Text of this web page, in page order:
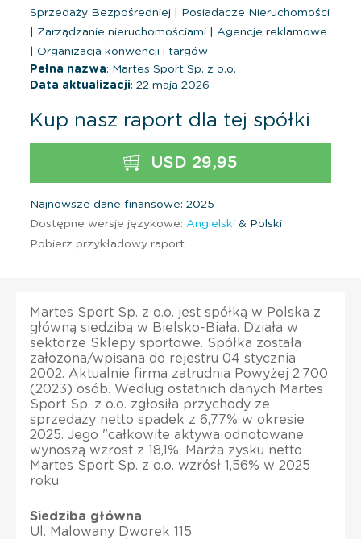
Sprzedaży Bezpośredniej
Posiadacze Nieruchomości
Zarządzanie nieruchomościami
Agencje reklamowe
Organizacja konwencji i targów
Pełna nazwa: Martes Sport Sp. z o.o.
Data aktualizacji: 22 maja 2026
Kup nasz raport dla tej spółki
USD 29,95
Najnowsze dane finansowe: 2025
Dostępne wersje językowe: Angielski & Polski
Pobierz przykładowy raport
Martes Sport Sp. z o.o. jest spółką w Polska z
główną siedzibą w Bielsko-Biała. Działa w
sektorze Sklepy sportowe. Spółka została
założona/wpisana do rejestru 04 stycznia
2002. Aktualnie firma zatrudnia Powyżej 2,700
(2023) osób. Według ostatnich danych Martes
Sport Sp. z o.o. zgłosiła przychody ze
sprzedaży netto spadek z 6,77% w okresie
2025. Jego "całkowite aktywa odnotowane
wynoszą wzrost z 18,1%. Marża zysku netto
Martes Sport Sp. z o.o. wzrósł 1,56% w 2025
roku.
Siedziba główna
Ul. Malowany Dworek 115